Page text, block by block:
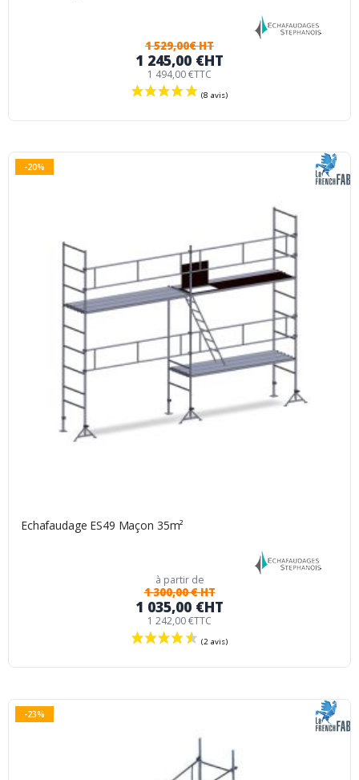
1 529,00€ HT
1 245,00 €HT
1 494,00 €TTC
-20%
Echafaudage ES49 Maçon 35m²
à partir de
1 300,00 € HT
1 035,00 €HT
1 242,00 €TTC
-23%